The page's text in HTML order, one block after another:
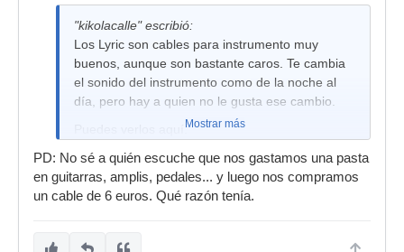
"kikolacalle" escribió:
Los Lyric son cables para instrumento muy
buenos, aunque son bastante caros. Te cambia
el sonido del instrumento como de la noche al
día, pero hay a quien no le gusta ese cambio.
Puedes verlos aquí:
http://www.evidenceaudio.com//product.html
Mostrar más
PD: No sé a quién escuche que nos gastamos una pasta
en guitarras, amplis, pedales... y luego nos compramos
un cable de 6 euros. Qué razón tenía.